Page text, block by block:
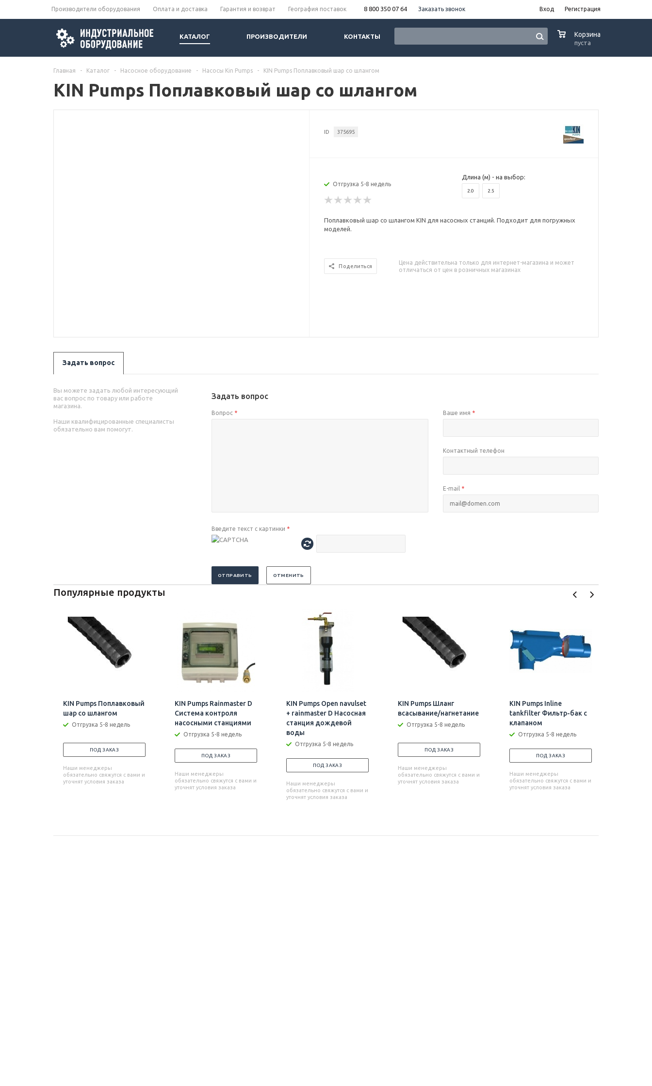
Производители оборудования Оплата и доставка Гарантия и возврат География поставок 8 800 350 07 64 Заказать звонок Вход Регистрация
КАТАЛОГ ПРОИЗВОДИТЕЛИ КОНТАКТЫ Корзина
пуста
Главная - Каталог - Насосное оборудование - Насосы Kin Pumps - KIN Pumps Поплавковый шар со шлангом
KIN Pumps Поплавковый шар со шлангом
ID 375695
Отгрузка 5-8 недель
Длина (м) - на выбор:
2.0 2.5
Поплавковый шар со шлангом KIN для насосных станций. Подходит для погружных
моделей.
Поделиться
Цена действительна только для интернет-магазина и может
отличаться от цен в розничных магазинах
Задать вопрос
Вы можете задать любой интересующий
вас вопрос по товару или работе
магазина.
Наши квалифицированные специалисты
обязательно вам помогут.
Задать вопрос
Вопрос * Ваше имя *
Контактный телефон
E-mail *
Введите текст с картинки *
ОТПРАВИТЬ ОТМЕНИТЬ
Популярные продукты
KIN Pumps Поплавковый
шар со шлангом
Отгрузка 5-8 недель
ПОД ЗАКАЗ
Наши менеджеры
обязательно свяжутся с вами и
уточнят условия заказа
KIN Pumps Rainmaster D
Система контроля
насосными станциями
Отгрузка 5-8 недель
ПОД ЗАКАЗ
Наши менеджеры
обязательно свяжутся с вами и
уточнят условия заказа
KIN Pumps Open navulset
+ rainmaster D Насосная
станция дождевой
воды
Отгрузка 5-8 недель
ПОД ЗАКАЗ
Наши менеджеры
обязательно свяжутся с вами и
уточнят условия заказа
KIN Pumps Шланг
всасывание/нагнетание
Отгрузка 5-8 недель
ПОД ЗАКАЗ
Наши менеджеры
обязательно свяжутся с вами и
уточнят условия заказа
KIN Pumps Inline
tankfilter Фильтр-бак с
клапаном
Отгрузка 5-8 недель
ПОД ЗАКАЗ
Наши менеджеры
обязательно свяжутся с вами и
уточнят условия заказа